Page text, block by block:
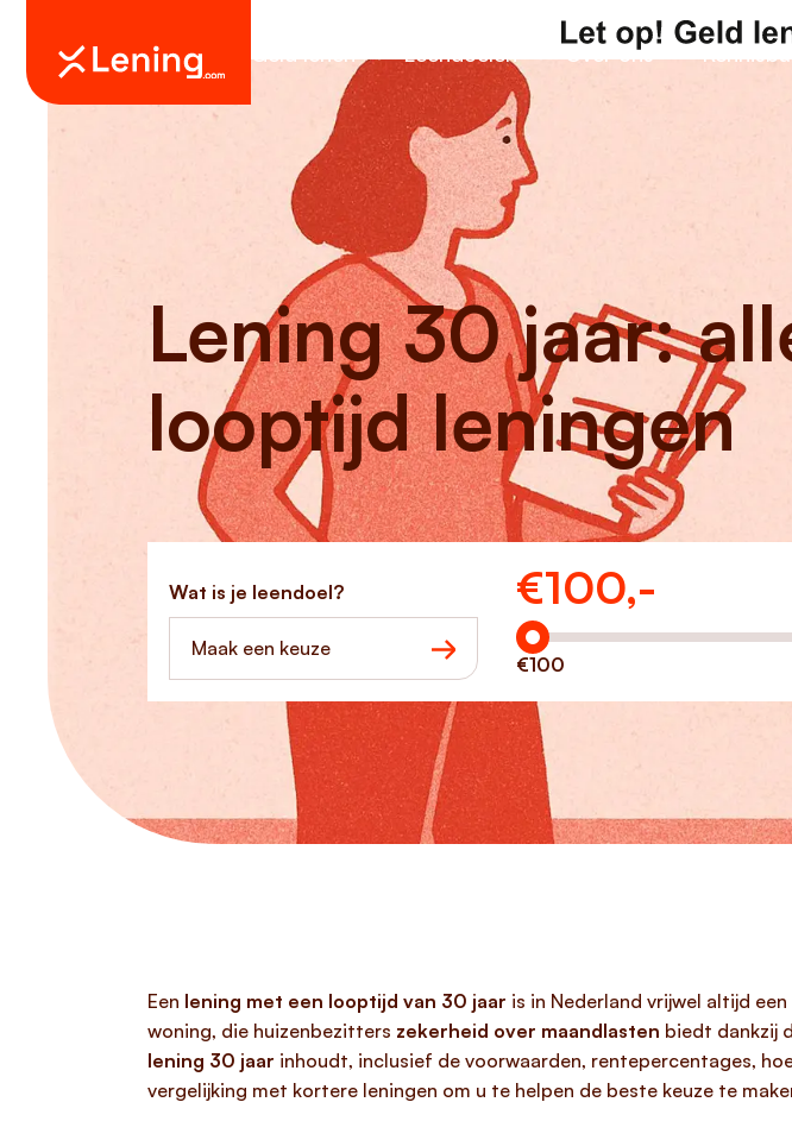
Geld lenen Leendoelen Over ons
Lening 30 jaar:
looptijd leningen
Wat is je leendoel?
Maak een keuze
€100,-
Hoeveel wilt u lenen?
€100
Een lening met een looptijd van 30 jaar is in Nederland vrijwel altijd
woning, die huizenbezitters zekerheid over maandlasten biedt dankzij
lening 30 jaar inhoudt, inclusief de voorwaarden, rentepercentages,
vergelijking met kortere leningen om u te helpen de beste keuze te